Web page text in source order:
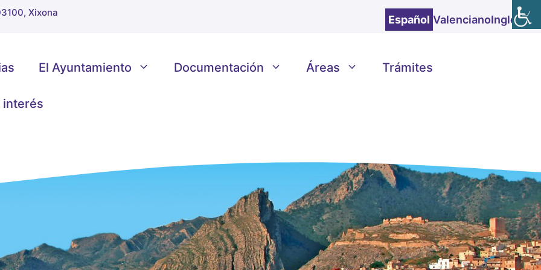
Xixona
Español ValencianoInglés
El Ayuntamiento Documentación Áreas Trámites
interés